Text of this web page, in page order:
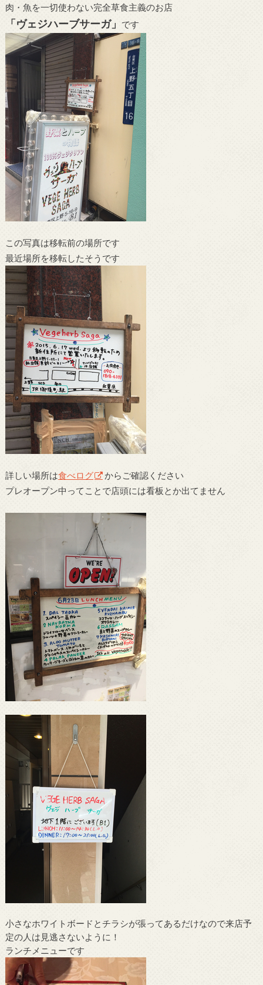
肉・魚を一切使わない完全草食主義のお店
「ヴェジハーブサーガ」 です
この写真は移転前の場所です
最近場所を移転したそうです
詳しい場所は食べログ
からご確認ください
プレオープン中ってことで店頭には看板とか出てません
小さなホワイトボードとチラシが張ってあるだけなので来店予
定の人は見逃さないように！
ランチメニューです